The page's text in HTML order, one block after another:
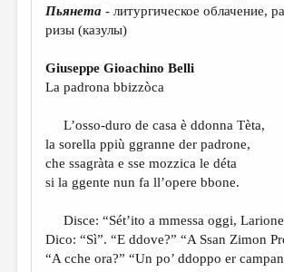
Пьянета - литургическое облачение,
ризы (казулы)
Giuseppe Gioachino Belli
La padrona bbizzòca
L’osso-duro de casa è ddonna Tèta,
la sorella ppiù ggranne der padrone,
che ssagràta e sse mozzica le déta
si la ggente nun fa ll’opere bbone.
Disce: “Sét’ito a mmessa oggi,
Dico: “Sì”. “E ddove?” “A Ssan Zimon
“A cche ora?” “Un po’ ddoppo er